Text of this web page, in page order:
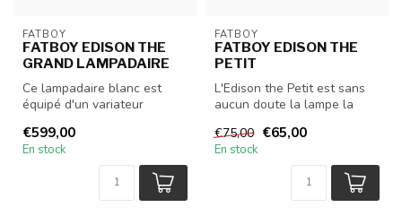
FATBOY
FATBOY EDISON THE
GRAND LAMPADAIRE
Ce lampadaire blanc est
équipé d'un variateur
atmosph...
€599,00
En stock
FATBOY
FATBOY EDISON THE
PETIT
L'Edison the Petit est sans
aucun doute la lampe la
v...
€75,00 €65,00
En stock